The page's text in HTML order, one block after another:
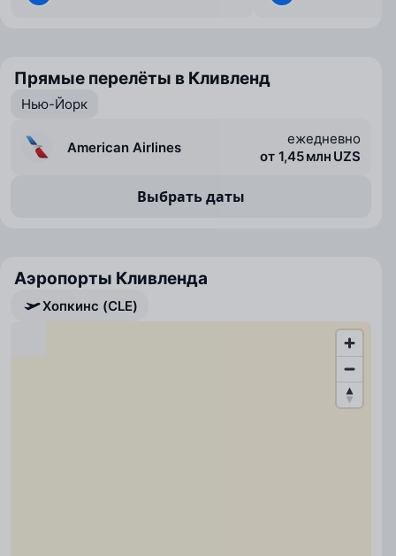
Прямые перелёты в Кливленд
Нью-Йорк
American Airlines
ежедневно
от 1,45 млн UZS
Выбрать даты
Аэропорты Кливленда
Хопкинс (CLE)